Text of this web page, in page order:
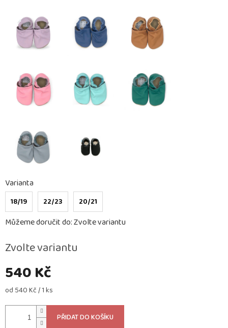
540 Kč
Měrná
od 540 Kč / 1 ks
Zvolte variantu
Varianta
18/19 22/23 20/21
Můžeme doručit do:Zvolte variantu
PŘIDAT DO KOŠÍKU